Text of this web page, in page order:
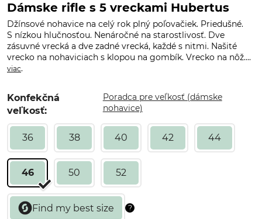
Dámske rifle s 5 vreckami Hubertus
Džínsové nohavice na celý rok plný poľovačiek. Priedušné.
S nízkou hlučnosťou. Nenáročné na starostlivosť. Dve
zásuvné vrecká a dve zadné vrecká, každé s nitmi. Našité
vrecko na nohaviciach s klopou na gombík. Vrecko na nôž....
viac.
Konfekčná
veľkosť:
Poradca pre veľkosť (dámske
nohavice)
36 38 40 42 44
46 50 52